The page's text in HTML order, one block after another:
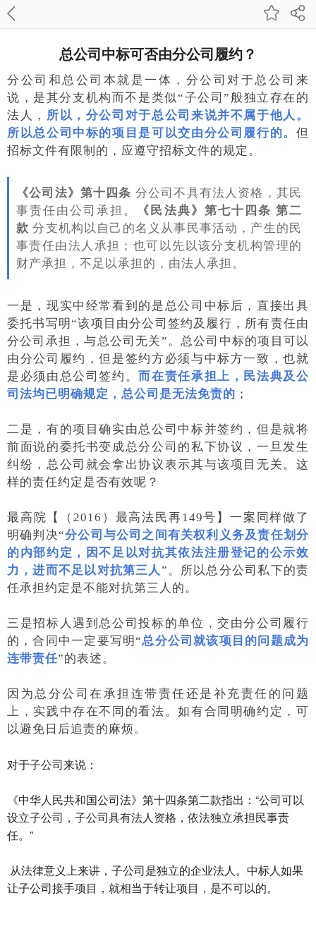
总公司中标可否由分公司履约？
分公司和总公司本就是一体，分公司对于总公司来
说，是其分支机构而不是类似“子公司”般独立存在的
法人， 所以，分公司对于总公司来说并不属于他人。
所以总公司中标的项目是可以交由分公司履行的。 但
招标文件有限制的，应遵守招标文件的规定。
《公司法》第十四条 分公司不具有法人资格，其民
事责任由公司承担。
《民法典》第七十四条 第二
款 分支机构以自己的名义从事民事活动，产生的民
事责任由法人承担；也可以先以该分支机构管理的
财产承担，不足以承担的，由法人承担。
一是，现实中经常看到的是总公司中标后，直接出具
委托书写明“该项目由分公司签约及履行，所有责任由
分公司承担，与总公司无关”。总公司中标的项目可以
由分公司履约，但是签约方必须与中标方一致，也就
是必须由总公司签约。而在责任承担上，民法典及公
司法均已明确规定，总公司是无法免责的 ；
二是，有的项目确实由总公司中标并签约，但是就将
前面说的委托书变成总分公司的私下协议，一旦发生
纠纷，总公司就会拿出协议表示其与该项目无关。这
样的责任约定是否有效呢？
最高院【（2016）最高法民再149号】一案同样做了
明确判决“分公司与公司之间有关权利义务及责任划分
的内部约定，因不足以对抗其依法注册登记的公示效
力，进而不足以对抗第三人”。所以总分公司私下的责
任承担约定是不能对抗第三人的。
三是招标人遇到总公司投标的单位，交由分公司履行
的，合同中一定要写明“总分公司就该项目的问题成为
连带责任”的表述。
因为总分公司在承担连带责任还是补充责任的问题
上，实践中存在不同的看法。如有合同明确约定，可
以避免日后追责的麻烦。
对于子公司来说：
《中华人民共和国公司法》第十四条第二款指出：“公司可以
设立子公司，子公司具有法人资格，依法独立承担民事责
任。”
从法律意义上来讲，子公司是独立的企业法人。中标人如果
让子公司接手项目，就相当于转让项目，是不可以的。